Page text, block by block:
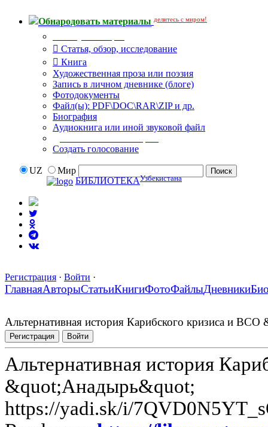
Обнародовать материалы делитесь с миром!
Статья, обзор, исследование
Книга
Художественная проза или поэзия
Запись в личном дневнике (блоге)
Фотодокументы
Файл(ы): PDF\DOC\RAR\ZIP и др.
Биография
Аудиокнига или иной звуковой файл
Создать голосование
UZ
Мир
БИБЛИОТЕКАУзбекистана
Регистрация · Войти ·
ГлавнаяАвторыСтатьиКнигиФотоФайлыДневники
Альтернативная история Карибского кризиса и
Регистрация Войти
Альтернативная история
&quot;Анадырь&quot;
https://yadi.sk/i/